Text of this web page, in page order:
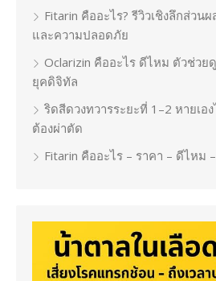
Fitarin คืออะไร? รีวิวเชิงลึกส่วน
และความปลอดภัย
Oclarizin คืออะไร ดีไหม ตัวช่ว
ยุคดิจิทัล
ริดสีดวงทวารระยะที่ 1–2 หายเอ
ต้องผ่าตัด
Fitarin คืออะไร – ราคา – ดีไหม